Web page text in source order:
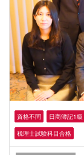
資格不問 日商簿記1級
税理士試験科目合格